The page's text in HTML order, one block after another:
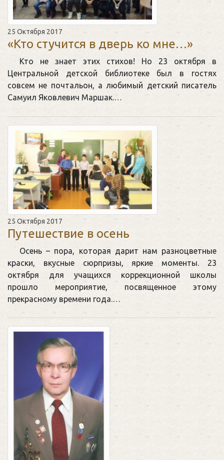
25 Октября 2017
«Кто стучится в дверь ко мне…»
Кто не знает этих стихов! Но 23 октября в
Центральной детской библиотеке был в гостях
совсем не почтальон, а любимый детский писатель
Самуил Яковлевич Маршак.…
25 Октября 2017
Путешествие в осень
Осень – пора, которая дарит нам разноцветные
краски, вкусные сюрпризы, яркие моменты. 23
октября для учащихся коррекционной школы
прошло мероприятие, посвященное этому
прекрасному времени года.…